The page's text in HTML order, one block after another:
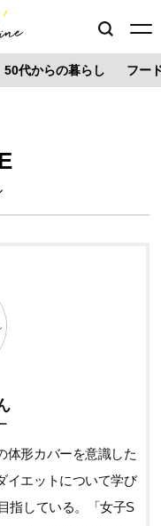
50代からの暮らし フー
体形カバーを意識した
イエットについて学び
指している。「女子S